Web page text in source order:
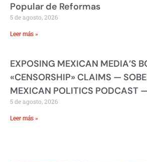
Popular de Reformas
5 de agosto, 2026
Leer más »
EXPOSING MEXICAN MEDIA’S
«CENSORSHIP» CLAIMS —
MEXICAN POLITICS PODCAST
5 de agosto, 2026
Leer más »